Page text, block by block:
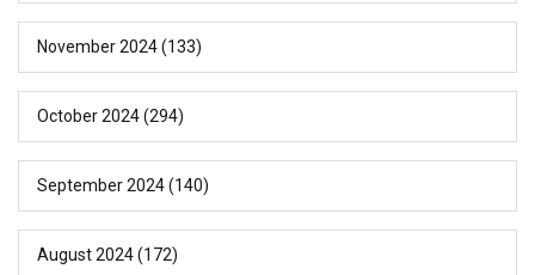
November 2024(133)
October 2024(294)
September 2024(140)
August 2024(172)